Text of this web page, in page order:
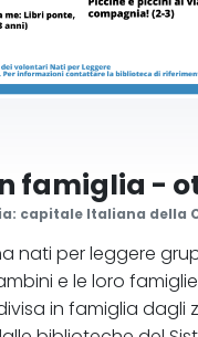
famiglia -
capitale Italiana della
nati per leggere
e le loro
in famiglia dagli